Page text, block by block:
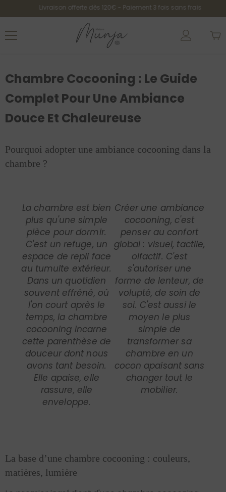
Passer Au Contenu
Livraison offerte dès 120€ - Paiement 3 fois sans frais
Chambre Cocooning : Le Guide
Complet Pour Une Ambiance
Douce Et Chaleureuse
Pourquoi adopter une ambiance cocooning dans la
chambre ?
La chambre est bien
plus qu'une simple
pièce pour dormir.
C'est un refuge, un
espace de repli face
au tumulte extérieur.
Dans un quotidien
souvent effréné, où
l'on court après le
temps, la chambre
cocooning incarne
cette parenthèse de
douceur dont nous
avons tant besoin.
Elle apaise, elle
rassure, elle
enveloppe.
Créer une ambiance
cocooning, c'est
penser au confort
global : visuel, tactile,
olfactif. C'est
s'autoriser une
forme de lenteur, de
volupté, de soin de
soi. C'est aussi le
moyen le plus
simple de
transformer sa
chambre en un
cocon apaisant sans
changer tout le
mobilier.
La base d’une chambre cocooning : couleurs,
matières, lumière